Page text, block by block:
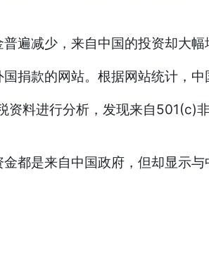
遍减少，来自中国的投资却大幅
捐款的网站。根据网站统计，中
资料进行分析，发现来自
都是来自中国政府，但却显示